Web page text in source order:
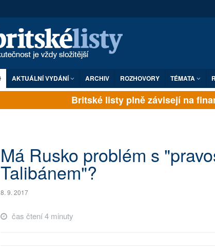
AKTUÁLNÍ VYDÁNÍ ARCHIV ROZHOVORY TÉMATA
Britské listy plně závisejí na
Má Rusko problém s
Talibánem"?
8. 9. 2017
čas čtení 4 minuty